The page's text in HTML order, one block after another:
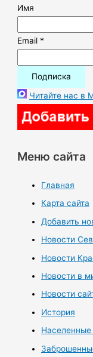
Имя
Email *
Читайте нас в
Меню сайта
Главная
Карта сайта
Добавить
Новости
Новости
Новости в
Новости
История
Населенные